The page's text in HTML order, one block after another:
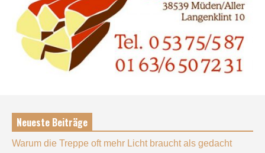
Neueste Beiträge
Warum die Treppe oft mehr Licht braucht als gedacht